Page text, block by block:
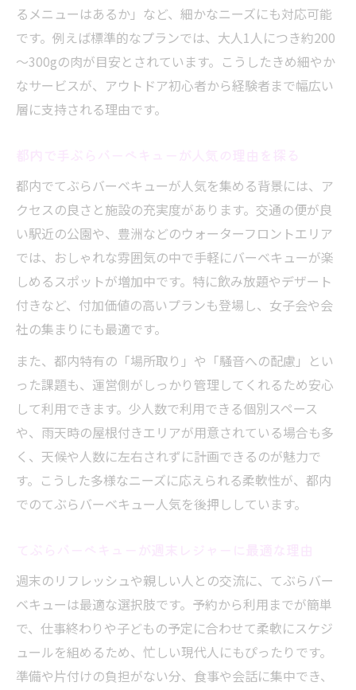
てぶらバーベキューの安いプラン徹底比較
予算別てぶらバーベキューおすすめプラン
紹介
費用を抑えるてぶらバーベキュー活用ポイ
ント
飲み放題付きてぶらバーベキューの選択肢
食材の量や準備不要の利便性に注目
てぶらバーベキューで必要な食材の目安
大人1人分の肉量はてぶらバーベキューでど
う決める
準備不要で始められるてぶらバーベキュー
の魅力
食材セット付きてぶらバーベキューのメリ
ット
都内で手ぶらバーベキューが便利な理由
自分に合うてぶらバーベキュープランを見つけ
る方法
てぶらバーベキューで理想プランを見つけ
の選び方
目的別てぶらバーベキュープラン活用術を
紹介
おしゃれ派も満足のてぶらバーベキュー見
極め方
るメニューはあるか」など、細かなニーズにも対応可能
です。例えば標準的なプランでは、大人1人につき約200
～300gの肉が目安とされています。こうしたきめ細やか
なサービスが、アウトドア初心者から経験者まで幅広い
層に支持される理由です。
都内でてぶらバーベキューが人気を集める背景には、ア
クセスの良さと施設の充実度があります。交通の便が良
い駅近の公園や、豊洲などのウォーターフロントエリア
では、おしゃれな雰囲気の中で手軽にバーベキューが楽
しめるスポットが増加中です。特に飲み放題やデザート
付きなど、付加価値の高いプランも登場し、女子会や会
社の集まりにも最適です。
また、都内特有の「場所取り」や「騒音への配慮」とい
った課題も、運営側がしっかり管理してくれるため安心
して利用できます。少人数で利用できる個別スペース
や、雨天時の屋根付きエリアが用意されている場合も多
く、天候や人数に左右されずに計画できるのが魅力で
す。こうした多様なニーズに応えられる柔軟性が、都内
でのてぶらバーベキュー人気を後押ししています。
週末のリフレッシュや親しい人との交流に、てぶらバー
ベキューは最適な選択肢です。予約から利用までが簡単
で、仕事終わりや子どもの予定に合わせて柔軟にスケジ
ュールを組めるため、忙しい現代人にもぴったりです。
準備や片付けの負担がない分、食事や会話に集中でき、